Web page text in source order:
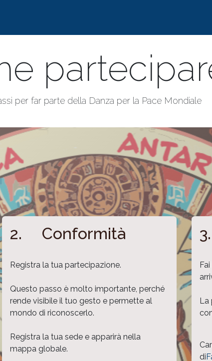
per far parte della Danza per la Pace Mondiale
2. Conformità
Registra la tua partecipazione.
Questo passo è molto importante, perché
rende visibile il tuo gesto e permette al
mondo di riconoscerlo.
Registra la tua sede e apparirà nella
mappa globale.
La
di